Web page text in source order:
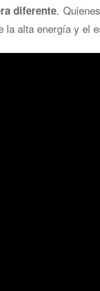
diferente.
la alta energía y el